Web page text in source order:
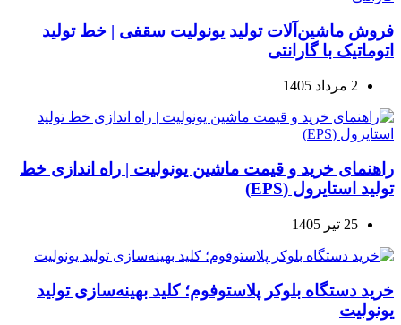
فروش ماشین‌آلات تولید یونولیت سقفی | خط تولید
اتوماتیک با گارانتی
2 مرداد 1405
راهنمای خرید و قیمت ماشین یونولیت | راه اندازی خط
تولید استایرول (EPS)
25 تیر 1405
خرید دستگاه بلوکر پلاستوفوم؛ کلید بهینه‌سازی تولید
یونولیت